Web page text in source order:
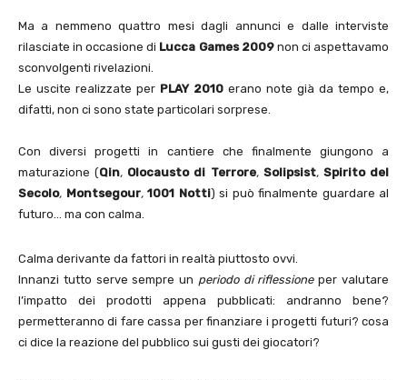
Ma a nemmeno quattro mesi dagli annunci e dalle interviste
rilasciate in occasione di Lucca Games 2009non ci aspettavamo
sconvolgenti rivelazioni.
Le uscite realizzate per PLAY 2010 erano note già da tempo e,
difatti, non ci sono state particolari sorprese.
Con diversi progetti in cantiere che finalmente giungono a
maturazione (Qin, Olocausto di Terrore, Solipsist, Spirito del
Secolo, Montsegour, 1001 Notti) si può finalmente guardare al
futuro… ma con calma.
Calma derivante da fattori in realtà piuttosto ovvi.
Innanzi tutto serve sempre un periodo di riflessioneper valutare
l’impatto dei prodotti appena pubblicati: andranno bene?
permetteranno di fare cassa per finanziare i progetti futuri? cosa
ci dice la reazione del pubblico sui gusti dei giocatori?